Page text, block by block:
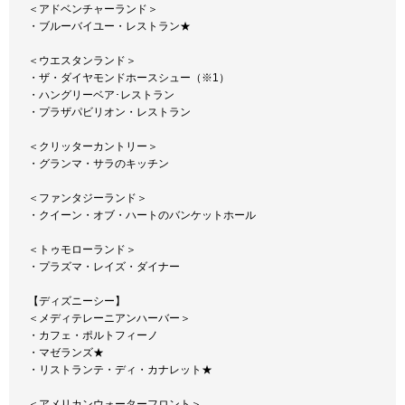
＜アドベンチャーランド＞
・ブルーバイユー・レストラン★
＜ウエスタンランド＞
・ザ・ダイヤモンドホースシュー（※1）
・ハングリーベア･レストラン
・プラザパビリオン・レストラン
＜クリッターカントリー＞
・グランマ・サラのキッチン
＜ファンタジーランド＞
・クイーン・オブ・ハートのバンケットホール
＜トゥモローランド＞
・プラズマ・レイズ・ダイナー
【ディズニーシー】
＜メディテレーニアンハーバー＞
・カフェ・ポルトフィーノ
・マゼランズ★
・リストランテ・ディ・カナレット★